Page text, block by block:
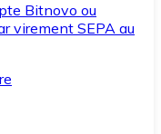
Bitnovo ou
virement SEPA au